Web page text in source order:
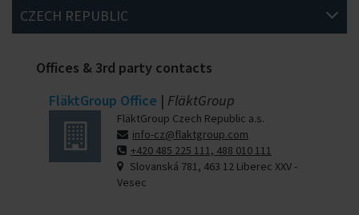
CZECH REPUBLIC
Offices & 3rd party contacts
FläktGroup Office | FläktGroup
FläktGroup Czech Republic a.s.
info-cz@flaktgroup.com
+420 485 225 111, 488 010 111
Slovanská 781, 463 12 Liberec XXV -
Vesec